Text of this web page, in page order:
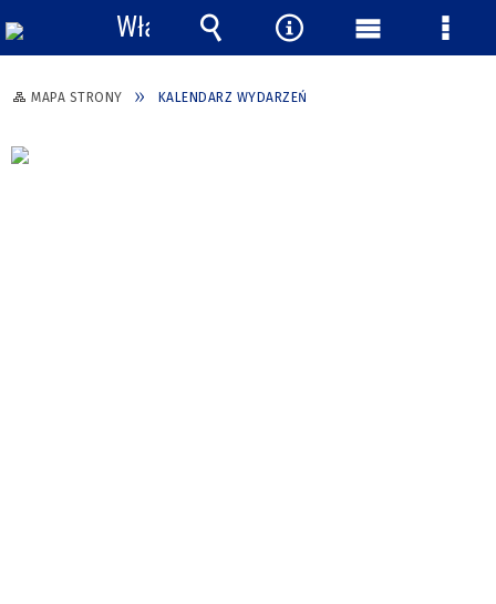
MAPA STRONY KALENDARZ WYDARZEŃ
Włącz
powiadomienia
Wyszukiwarka
Narzędzia
Menu Menu